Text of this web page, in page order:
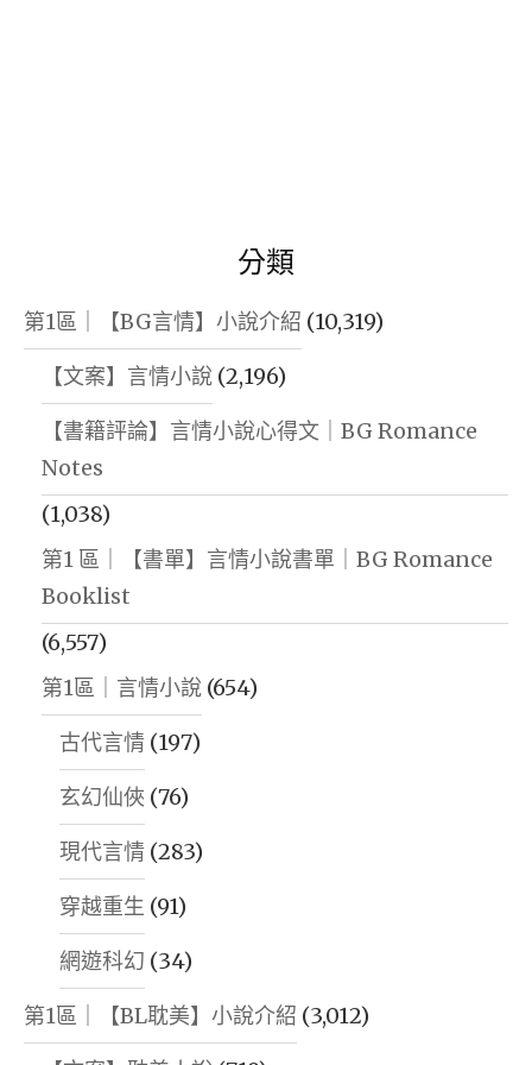
分類
第1區｜【BG言情】小說介紹 (10,319)
【文案】言情小說 (2,196)
【書籍評論】言情小說心得文｜BG Romance
Notes
(1,038)
第1 區｜【書單】言情小說書單｜BG Romance
Booklist
(6,557)
第1區｜言情小說 (654)
古代言情 (197)
玄幻仙俠 (76)
現代言情 (283)
穿越重生 (91)
網遊科幻 (34)
第1區｜【BL耽美】小說介紹 (3,012)